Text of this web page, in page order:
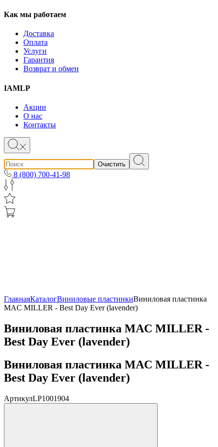
Как мы работаем
Доставка
Оплата
Услуги
Гарантия
Возврат и обмен
IAMLP
Акции
О нас
Контакты
Очистить
8 (800) 700-41-98
ГлавнаяКаталогВиниловые пластинкиВиниловая пластинка
MAC MILLER - Best Day Ever (lavender)
Виниловая пластинка MAC MILLER -
Best Day Ever (lavender)
Виниловая пластинка MAC MILLER -
Best Day Ever (lavender)
АртикулLP1001904